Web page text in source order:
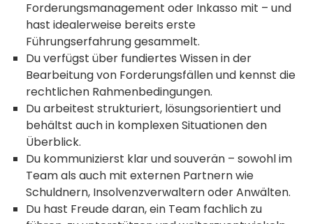
Forderungsmanagement oder Inkasso mit – und
hast idealerweise bereits erste
Führungserfahrung gesammelt.
Du verfügst über fundiertes Wissen in der
Bearbeitung von Forderungsfällen und kennst die
rechtlichen Rahmenbedingungen.
Du arbeitest strukturiert, lösungsorientiert und
behältst auch in komplexen Situationen den
Überblick.
Du kommunizierst klar und souverän – sowohl im
Team als auch mit externen Partnern wie
Schuldnern, Insolvenzverwaltern oder Anwälten.
Du hast Freude daran, ein Team fachlich zu